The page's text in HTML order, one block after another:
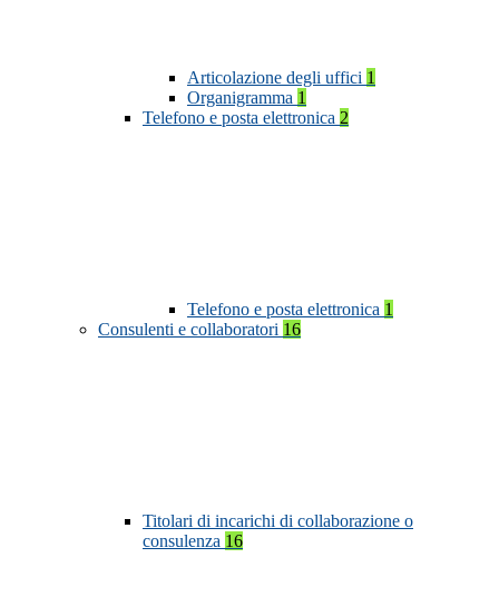
Articolazione degli uffici 1
Organigramma 1
Telefono e posta elettronica 2
Telefono e posta elettronica 1
Consulenti e collaboratori 16
Titolari di incarichi di collaborazione o
consulenza 16